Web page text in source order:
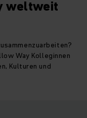
weltweit
Way Kolleginnen
Kulturen und